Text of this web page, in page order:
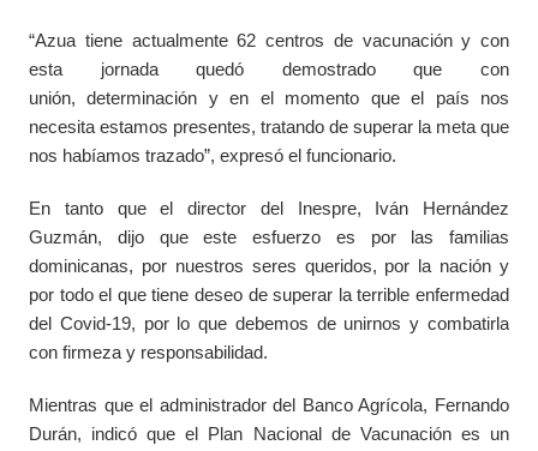
“Azua tiene actualmente 62 centros de vacunación y con
esta jornada quedó demostrado que con
unión, determinación y en el momento que el país nos
necesita estamos presentes, tratando de superar la meta que
nos habíamos trazado”, expresó el funcionario.
En tanto que el director del Inespre, Iván Hernández
Guzmán, dijo que este esfuerzo es por las familias
dominicanas, por nuestros seres queridos, por la nación y
por todo el que tiene deseo de superar la terrible enfermedad
del Covid-19, por lo que debemos de unirnos y combatirla
con firmeza y responsabilidad.
Mientras que el administrador del Banco Agrícola, Fernando
Durán, indicó que el Plan Nacional de Vacunación es un